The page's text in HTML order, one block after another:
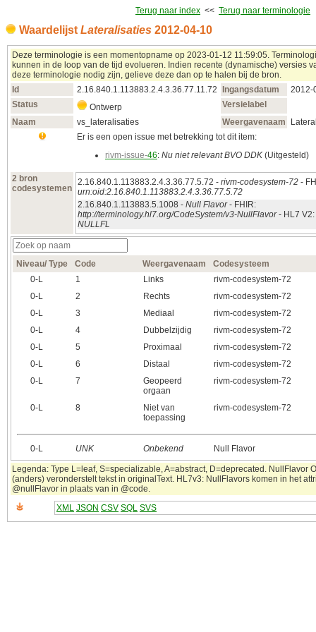
Terug naar index << Terug naar terminologie
Waardelijst Lateralisaties 2012‑04‑10
Deze terminologie is een momentopname op 2023‑01‑12 11:59:05.
kunnen in de loop van de tijd evolueren. Indien recente (dynamische) versies
deze terminologie nodig zijn, gelieve deze dan op te halen bij de bron.
Id
2.16.840.1.113883.2.4.3.36.77.11.72 Ingangsdatum
Status
Ontwerp
Versielabel
Naam
vs_lateralisaties Weergavenaam
Er is een open issue met betrekking tot dit item:
rivm-issue-46: Nu niet relevant BVO DDK (Uitgesteld)
2 bron
codesystemen
2.16.840.1.113883.2.4.3.36.77.5.72 - rivm-codesystem-72 -
urn:oid:2.16.840.1.113883.2.4.3.36.77.5.72
2.16.840.1.113883.5.1008 - Null Flavor- FHIR:
http://terminology.hl7.org/CodeSystem/v3-NullFlavor- HL7 V2:
NULLFL
Niveau/ Type Code Weergavenaam
Codesysteem
0‑L
1 Links
rivm-codesystem-72
0‑L
2 Rechts
rivm-codesystem-72
0‑L
3 Mediaal
rivm-codesystem-72
0‑L
4 Dubbelzijdig
rivm-codesystem-72
0‑L
5 Proximaal
rivm-codesystem-72
0‑L
6 Distaal
rivm-codesystem-72
0‑L
7
Geopeerd
orgaan
rivm-codesystem-72
0‑L 8
Niet van
toepassing
rivm-codesystem-72
0‑L UNK Onbekend Null Flavor
Legenda: Type L=leaf, S=specializable, A=abstract, D=deprecated. NullFlavor
(anders) veronderstelt tekst in originalText. HL7v3: NullFlavors komen in het
@nullFlavor in plaats van in @code.
XML JSON CSV SQL SVS